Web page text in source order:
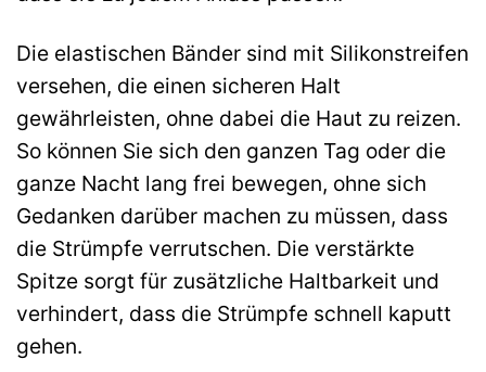
Die elastischen Bänder sind mit Silikonstreifen
versehen, die einen sicheren Halt
gewährleisten, ohne dabei die Haut zu reizen.
So können Sie sich den ganzen Tag oder die
ganze Nacht lang frei bewegen, ohne sich
Gedanken darüber machen zu müssen, dass
die Strümpfe verrutschen. Die verstärkte
Spitze sorgt für zusätzliche Haltbarkeit und
verhindert, dass die Strümpfe schnell kaputt
gehen.